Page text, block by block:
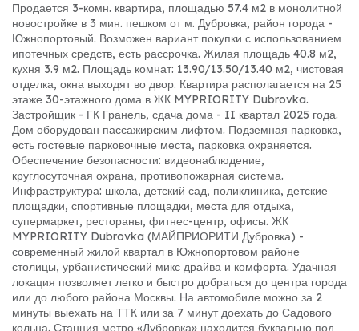
Продается 3-комн. квартира, площадью 57.4 м2 в монолитной
новостройке в 3 мин. пешком от м. Дубровка, район города -
Южнопортовый. Возможен вариант покупки с использованием
ипотечных средств, есть рассрочка. Жилая площадь 40.8 м2,
кухня 3.9 м2. Площадь комнат: 13.90/13.50/13.40 м2, чистовая
отделка, окна выходят во двор. Квартира располагается на 25
этаже 30-этажного дома в ЖК MYPRIORITY Dubrovka.
Застройщик - ГК Гранель, сдача дома - II квартал 2025 года.
Дом оборудован пассажирским лифтом. Подземная парковка,
есть гостевые парковочные места, парковка охраняется.
Обеспечение безопасности: видеонаблюдение,
круглосуточная охрана, противопожарная система.
Инфраструктура: школа, детский сад, поликлиника, детские
площадки, спортивные площадки, места для отдыха,
супермаркет, рестораны, фитнес-центр, офисы. ЖК
MYPRIORITY Dubrovka (МАЙПРИОРИТИ Дубровка) -
современный жилой квартал в Южнопортовом районе
столицы, урбанистический микс драйва и комфорта. Удачная
локация позволяет легко и быстро добраться до центра города
или до любого района Москвы. На автомобиле можно за 2
минуты выехать на ТТК или за 7 минут доехать до Садового
кольца. Станция метро «Дубровка» находится буквально под